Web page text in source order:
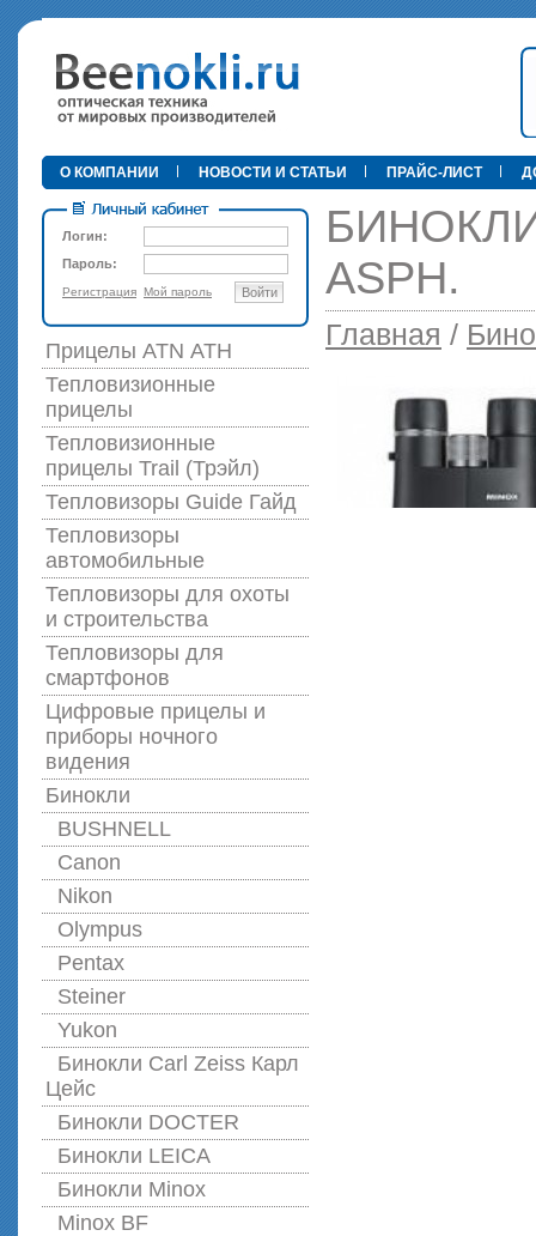
•
О КОМПАНИИ НОВОСТИ И СТАТЬИ ПРАЙС-ЛИСТ
Логин:
Пароль:
Регистрация Мой пароль Войти
Прицелы ATN АТН
Тепловизионные
прицелы
Тепловизионные
прицелы Trail (Трэйл)
Тепловизоры Guide Гайд
Тепловизоры
автомобильные
Тепловизоры для охоты
и строительства
Тепловизоры для
смартфонов
Цифровые прицелы и
приборы ночного
видения
Бинокли
BUSHNELL
Canon
Nikon
Olympus
Pentax
Steiner
Yukon
Бинокли Carl Zeiss Карл
Цейс
Бинокли DOCTER
Бинокли LEICA
Бинокли Minox
Minox BF
БИНОКЛИ
ASPH.
Главная /